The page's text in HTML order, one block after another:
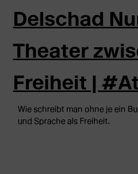
Delschad
Theater
Freiheit |
Wie schreibt man ohne je ein
und Sprache als Freiheit.